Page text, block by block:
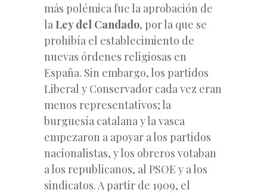
más polémica fue la aprobación de
laLey del Candado, por la que se
prohibía el establecimiento de
nuevas órdenes religiosas en
España. Sin embargo, los partidos
Liberal y Conservador cada vez eran
menos representativos; la
burguesía catalana y la vasca
empezaron a apoyar a los partidos
nacionalistas, y los obreros votaban
a los republicanos, al PSOE y a los
sindicatos. A partir de 1909, el